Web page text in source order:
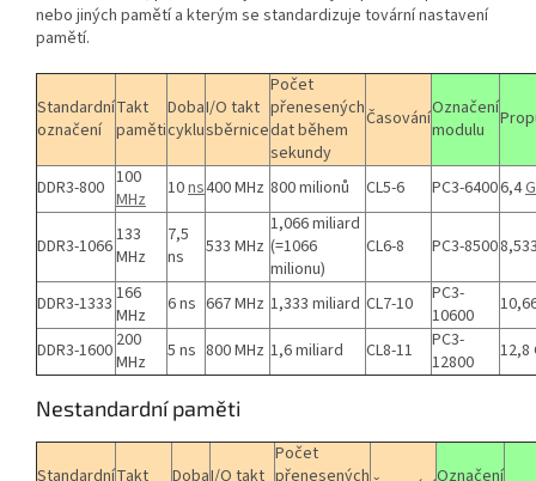
nebo jiných pamětí a kterým se standardizuje tovární nastavení
pamětí.
Standardní
označení
Takt
paměti
Doba
cyklu
I/O takt
sběrnice
Počet
přenesených
dat během
sekundy
ČasováníOznačení
modulu
DDR3-800 100
MHz
10ns400 MHz 800 milionů CL5-6 PC3-64006,4
DDR3-1066133
MHz
7,5
ns
533 MHz
1,066 miliard
(=1066
milionu)
CL6-8 PC3-8500
DDR3-1333 166
MHz
6 ns 667 MHz 1,333 miliard CL7-10
PC3-
10600
DDR3-1600 200
MHz
5 ns 800 MHz 1,6 miliard CL8-11
PC3-
12800
12,8
Nestandardní paměti
Počet